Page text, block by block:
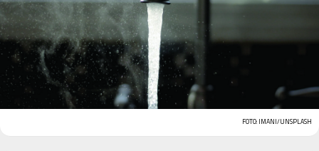
FOTO: IMANI/UNSPLASH